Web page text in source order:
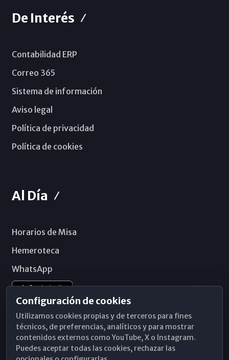
De Interés
Contabilidad ERP
Correo 365
Sistema de información
Aviso legal
Política de privacidad
Política de cookies
Al Día
Horarios de Misa
Hemeroteca
WhatsApp
Configuración de cookies
Utilizamos cookies propias y de terceros para fines
técnicos, de preferencias, analíticos y para mostrar
contenidos externos como YouTube, X o Instagram.
Puedes aceptar todas las cookies, rechazar las